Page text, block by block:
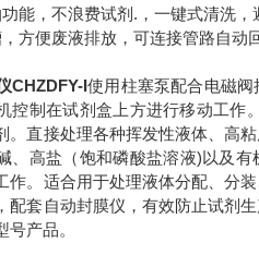
能，不浪费试剂.，一键式清洗，
方便废液排放，可连接管路自动
CHZDFY-I使用柱塞泵配合电磁
控制在试剂盒上方进行移动工作
。直接处理各种挥发性液体、高
、高盐（饱和磷酸盐溶液)以及
作。适合用于处理液体分配、分
配套自动封膜仪，有效防止试剂
产品。